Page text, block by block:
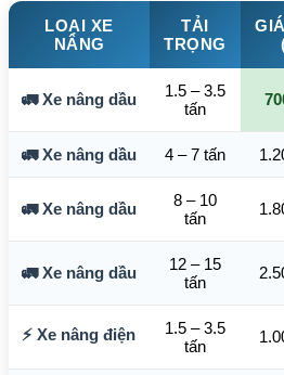
LOẠI XE
NÂNG
TẢI
TRỌNG
🚛 Xe nâng dầu
1.5 – 3.5
tấn
🚛 Xe nâng dầu 4 – 7 tấn
🚛 Xe nâng dầu
8 – 10
tấn
🚛 Xe nâng dầu
12 – 15
tấn
⚡ Xe nâng điện
1.5 – 3.5
tấn